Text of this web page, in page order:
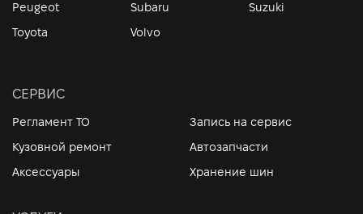
Peugeot
Subaru
Suzuki
Toyota
Volvo
СЕРВИС
Регламент ТО
Запись на сервис
Кузовной ремонт
Автозапчасти
Аксессуары
Хранение шин